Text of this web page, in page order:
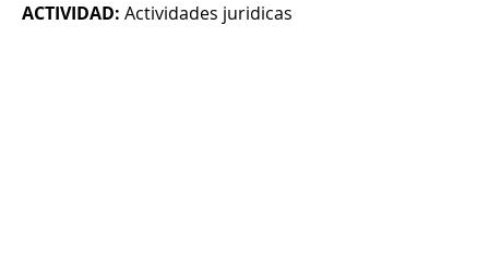
ACTIVIDAD: Actividades juridicas